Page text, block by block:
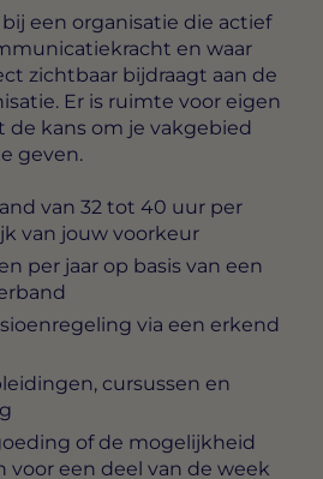
een organisatie die actief
en waar
zichtbaar bijdraagt aan de
Er is ruimte voor eigen
de kans om je vakgebied
geven.
van 32 tot 40 uur per
van jouw voorkeur
per jaar op basis van een
via een erkend
cursussen en
of de mogelijkheid
een deel van de week